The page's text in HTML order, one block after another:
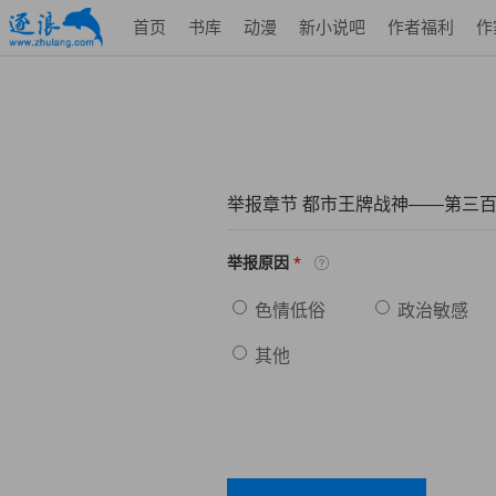
首页 书库 动漫 新小说吧 作者福利 作
举报章节 都市王牌战神——第三
举报原因 *
色情低俗 政治敏感
其他